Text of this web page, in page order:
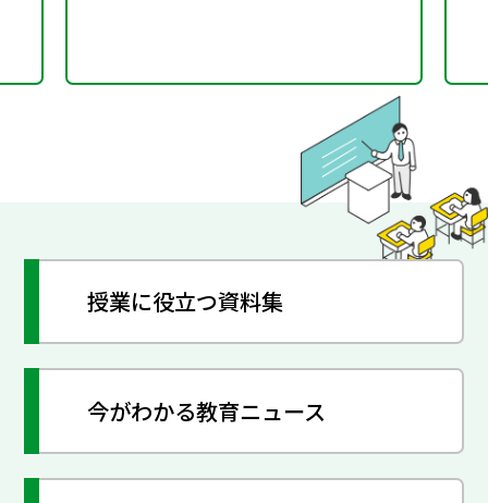
授業に役立つ資料集
今がわかる教育ニュース